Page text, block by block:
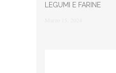
LEGUMI E FARINE